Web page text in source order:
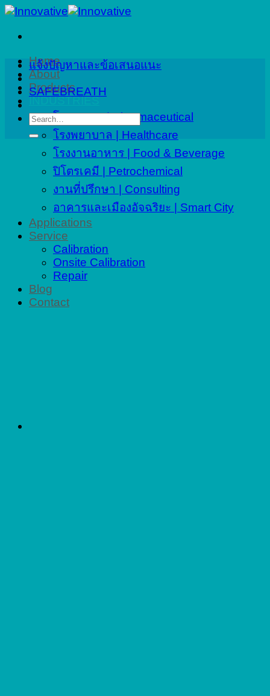
Skip
content
Home
About
Products
INDUSTRIES
โรงงานยา | Pharmaceutical
โรงพยาบาล | Healthcare
โรงงานอาหาร | Food & Beverage
ปิโตรเคมี | Petrochemical
งานที่ปรึกษา | Consulting
อาคารและเมืองอัจฉริยะ | Smart City
Applications
Service
Calibration
Onsite Calibration
Repair
Blog
Contact
แจ้งปัญหาและข้อเสนอแนะ
SAFEBREATH
Search
for: